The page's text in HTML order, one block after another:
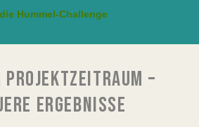
Hummel-Challenge
PROJEKTZEITRAUM –
ERGEBNISSE